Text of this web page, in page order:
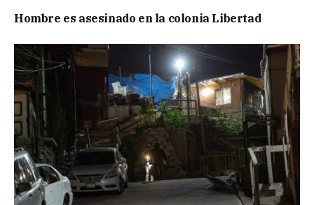
Hombre es asesinado en la colonia Libertad